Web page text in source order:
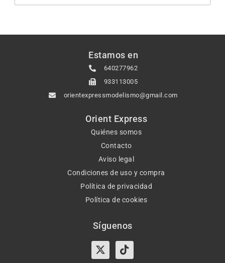
Estamos en
640277962
933113005
orientexpressmodelismo@gmail.com
Orient Express
Quiénes somos
Contacto
Aviso legal
Condiciones de uso y compra
Política de privacidad
Política de cookies
Síguenos
X-
twitter
Tiktok
InstagramFacebook